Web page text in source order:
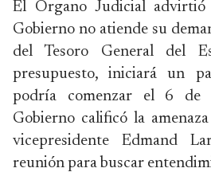
El Órgano Judicial
Gobierno no atiende su
del Tesoro General del
presupuesto, iniciará un
podría comenzar el 6 de
Gobierno calificó la
vicepresidente Edmand
reunión para buscar